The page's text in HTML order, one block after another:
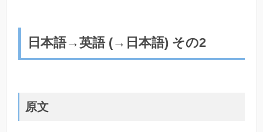
日本語→英語 (→日本語) その2
原文